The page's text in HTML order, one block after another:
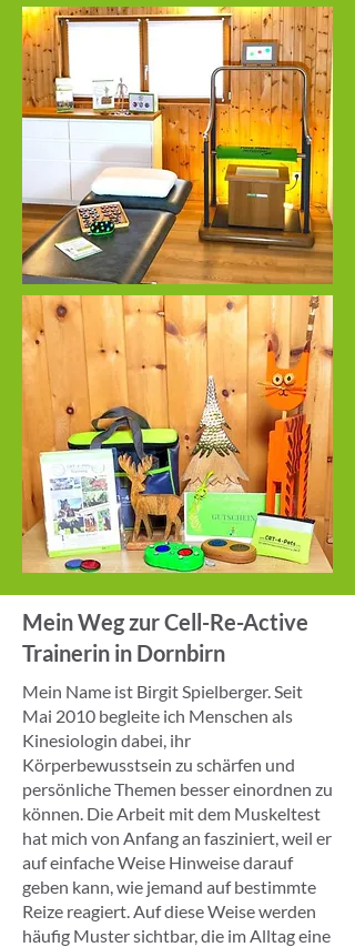
Mein Weg zur Cell-Re-Active
Trainerin in Dornbirn
Mein Name ist Birgit Spielberger. Seit
Mai 2010 begleite ich Menschen als
Kinesiologin dabei, ihr
Körperbewusstsein zu schärfen und
persönliche Themen besser einordnen zu
können. Die Arbeit mit dem Muskeltest
hat mich von Anfang an fasziniert, weil er
auf einfache Weise Hinweise darauf
geben kann, wie jemand auf bestimmte
Reize reagiert. Auf diese Weise werden
häufig Muster sichtbar, die im Alltag eine